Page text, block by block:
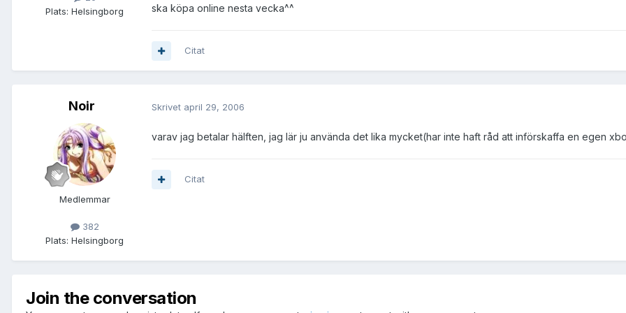
Plats: Helsingborg ska köpa online nesta vecka^^
Citat
Noir
Medlemmar
382
Plats: Helsingborg
Skrivet april 29, 2006
varav jag betalar hälften, jag lär ju använda det lika mycket(har inte haft råd att införskaffa en egen
Citat
Join the conversation